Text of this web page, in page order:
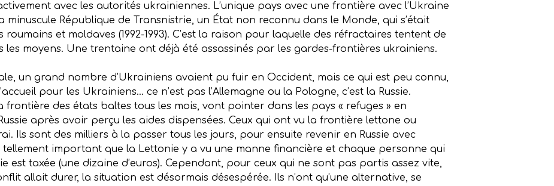
avec les autorités ukrainiennes. L’unique pays avec une frontière avec l’Ukraine
minuscule République de Transnistrie, un État non reconnu dans le Monde, qui s’était
et moldaves (1992-1993). C’est la raison pour laquelle des réfractaires tentent de
moyens. Une trentaine ont déjà été assassinés par les gardes-frontières ukrainiens.
un grand nombre d’Ukrainiens avaient pu fuir en Occident, mais ce qui est peu connu,
pour les Ukrainiens… ce n’est pas l’Allemagne ou la Pologne, c’est la Russie.
frontière des états baltes tous les mois, vont pointer dans les pays « refuges » en
après avoir perçu les aides dispensées. Ceux qui ont vu la frontière lettone ou
Ils sont des milliers à la passer tous les jours, pour ensuite revenir en Russie avec
tellement important que la Lettonie y a vu une manne financière et chaque personne qui
est taxée (une dizaine d’euros). Cependant, pour ceux qui ne sont pas partis assez vite,
allait durer, la situation est désormais désespérée. Ils n’ont qu’une alternative, se